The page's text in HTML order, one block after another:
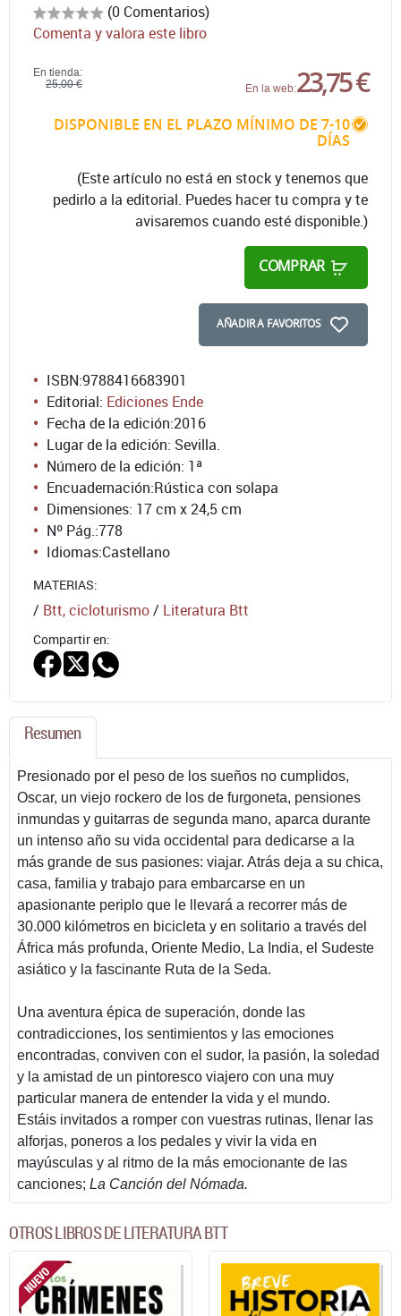
(0 Comentarios)
Comenta y valora este libro
En tienda:
25,00 €
En la web:23,75 €
DISPONIBLE EN EL PLAZO MÍNIMO DE 7-10
DÍAS
(Este artículo no está en stock y tenemos que
pedirlo a la editorial. Puedes hacer tu compra y te
avisaremos cuando esté disponible.)
COMPRAR
AÑADIR A FAVORITOS
ISBN:9788416683901
Editorial: Ediciones Ende
Fecha de la edición:2016
Lugar de la edición: Sevilla.
Número de la edición: 1ª
Encuadernación:Rústica con solapa
Dimensiones: 17 cm x 24,5 cm
Nº Pág.:778
Idiomas:Castellano
MATERIAS:
/ Btt, cicloturismo/ Literatura Btt
Compartir en:
Resumen
Presionado por el peso de los sueños no cumplidos,
Oscar, un viejo rockero de los de furgoneta, pensiones
inmundas y guitarras de segunda mano, aparca durante
un intenso año su vida occidental para dedicarse a la
más grande de sus pasiones: viajar. Atrás deja a su chica,
casa, familia y trabajo para embarcarse en un
apasionante periplo que le llevará a recorrer más de
30.000 kilómetros en bicicleta y en solitario a través del
África más profunda, Oriente Medio, La India, el Sudeste
asiático y la fascinante Ruta de la Seda.
Una aventura épica de superación, donde las
contradicciones, los sentimientos y las emociones
encontradas, conviven con el sudor, la pasión, la soledad
y la amistad de un pintoresco viajero con una muy
particular manera de entender la vida y el mundo.
Estáis invitados a romper con vuestras rutinas, llenar las
alforjas, poneros a los pedales y vivir la vida en
mayúsculas y al ritmo de la más emocionante de las
canciones; La Canción del Nómada.
OTROS LIBROS DE LITERATURA BTT